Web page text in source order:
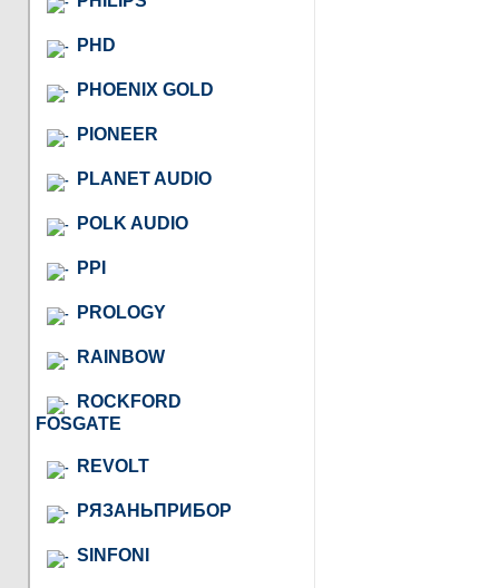
PHD
PHOENIX GOLD
PIONEER
PLANET AUDIO
POLK AUDIO
PPI
PROLOGY
RAINBOW
ROCKFORD
FOSGATE
REVOLT
РЯЗАНЬПРИБОР
SINFONI